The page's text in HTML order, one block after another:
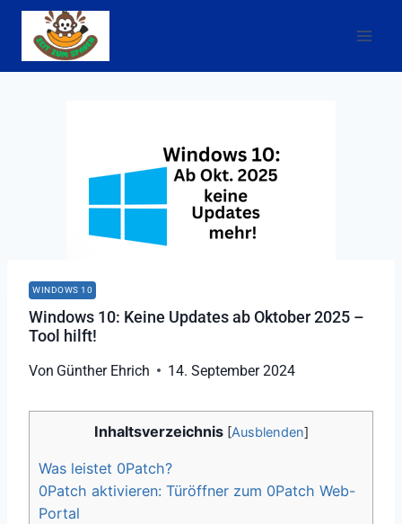
Zum
Inhalt
springen
WINDOWS 10
Windows 10: Keine Updates ab Oktober 2025 –
Tool hilft!
Von Günther Ehrich 14. September 2024
Inhaltsverzeichnis [Ausblenden]
Was leistet 0Patch?
0Patch aktivieren: Türöffner zum 0Patch Web-
Portal